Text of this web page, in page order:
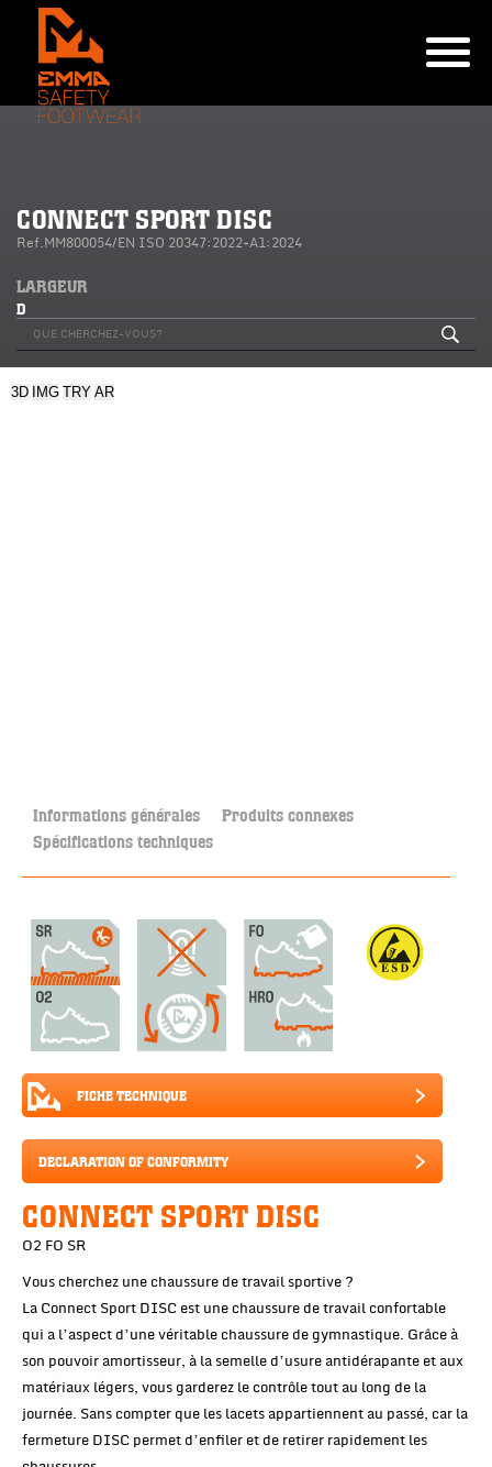
CONNECT SPORT DISC
Ref.MM800054/EN ISO 20347:2022+A1:2024
LARGEUR
D
3D IMG TRY AR
Informations générales Produits connexes
Spécifications techniques
FICHE TECHNIQUE
DECLARATION OF CONFORMITY
CONNECT SPORT DISC
O2 FO SR
Vous cherchez une chaussure de travail sportive ?
La Connect Sport DISC est une chaussure de travail confortable
qui a l’aspect d’une véritable chaussure de gymnastique. Grâce à
son pouvoir amortisseur, à la semelle d’usure antidérapante et aux
matériaux légers, vous garderez le contrôle tout au long de la
journée. Sans compter que les lacets appartiennent au passé, car la
fermeture DISC permet d’enfiler et de retirer rapidement les